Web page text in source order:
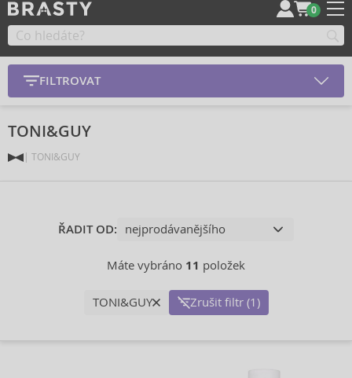
0
FILTROVAT
TONI&GUY
TONI&GUY
ŘADIT OD:
Máte vybráno 11 položek
TONI&GUY Zrušit filtr (1)